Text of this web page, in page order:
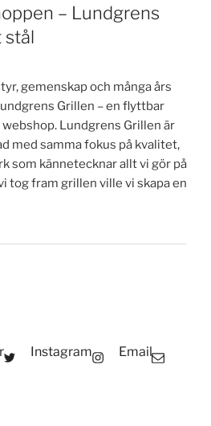
– Lundgrens
stål
gemenskap och många års
Grillen – en flyttbar
Lundgrens Grillen är
med samma fokus på kvalitet,
som kännetecknar allt vi gör på
tog fram grillen ville vi skapa en
Instagram Email